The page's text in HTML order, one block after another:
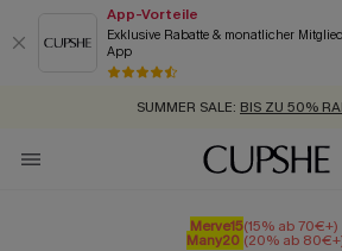
App-Vorteile
Exklusive Rabatte & monatlicher
App
GRATIS MASSBAND MIT JEDEM
SUMMER SALE: BIS ZU 50%
ZUM NEWSLETTER:BIS ZU -20%
KOSTENLOSER VERSAND AB
Merve15(15% ab 70€+)
Many20 (20% ab